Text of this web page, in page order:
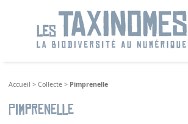
Accueil >Collecte > Pimprenelle
Pimprenelle